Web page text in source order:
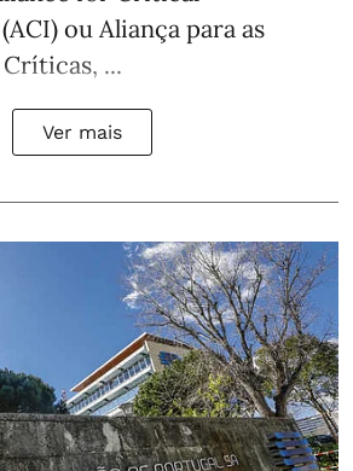
ou Aliança para as
...
Ver mais